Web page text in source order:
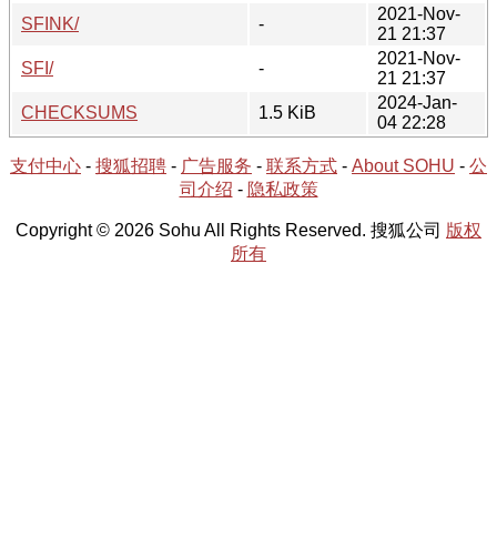
SFINK/
-
2021-Nov-
21 21:37
SFI/
-
2021-Nov-
21 21:37
CHECKSUMS
1.5 KiB
2024-Jan-
04 22:28
支付中心 - 搜狐招聘 - 广告服务 - 联系方式 - About SOHU - 公
司介绍 - 隐私政策
Copyright © 2026 Sohu All Rights Reserved. 搜狐公司 版权
所有